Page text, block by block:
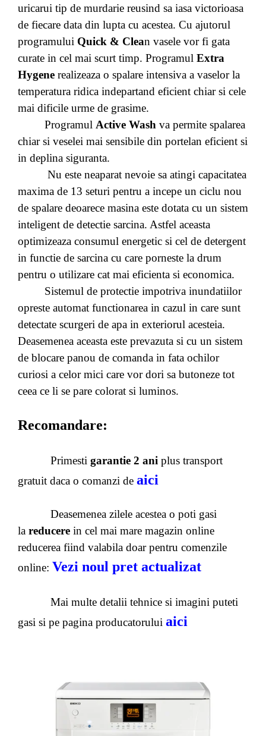
uricarui tip de murdarie reusind sa iasa victorioasa
de fiecare data din lupta cu acestea. Cu ajutorul
programului Quick & Clean vasele vor fi gata
curate in cel mai scurt timp. Programul Extra
Hygene realizeaza o spalare intensiva a vaselor la
temperatura ridica indepartand eficient chiar si cele
mai dificile urme de grasime.
Programul Active Wash va permite spalarea
chiar si veselei mai sensibile din portelan eficient si
in deplina siguranta.
Nu este neaparat nevoie sa atingi capacitatea
maxima de 13 seturi pentru a incepe un ciclu nou
de spalare deoarece masina este dotata cu un sistem
inteligent de detectie sarcina. Astfel aceasta
optimizeaza consumul energetic si cel de detergent
in functie de sarcina cu care porneste la drum
pentru o utilizare cat mai eficienta si economica.
Sistemul de protectie impotriva inundatiilor
opreste automat functionarea in cazul in care sunt
detectate scurgeri de apa in exteriorul acesteia.
Deasemenea aceasta este prevazuta si cu un sistem
de blocare panou de comanda in fata ochilor
curiosi a celor mici care vor dori sa butoneze tot
ceea ce li se pare colorat si luminos.
Recomandare:
Primesti garantie 2 ani plus transport
gratuit daca o comanzi de aici
Deasemenea zilele acestea o poti gasi
la reducere in cel mai mare magazin online
reducerea fiind valabila doar pentru comenzile
online: Vezi noul pret actualizat
Mai multe detalii tehnice si imagini puteti
gasi si pe pagina producatorului aici